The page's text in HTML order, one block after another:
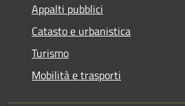
Appalti pubblici
Catasto e urbanistica
Turismo
Mobilità e trasporti